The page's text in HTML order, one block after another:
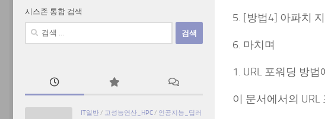
5. [방법4] 아파치
6. 마치며
1. URL 포워딩 방법
이 문서에서의
시스존 통합 검색
검
IT일반/ 고성능연산_HPC/ 인공지능_딥러